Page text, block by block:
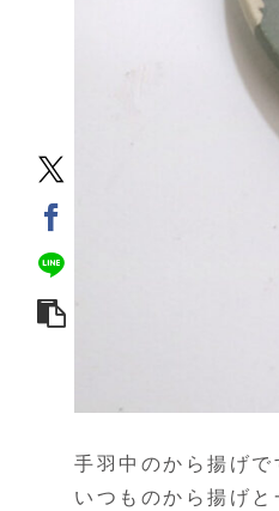
手羽中のから揚げで
いつものから揚げ